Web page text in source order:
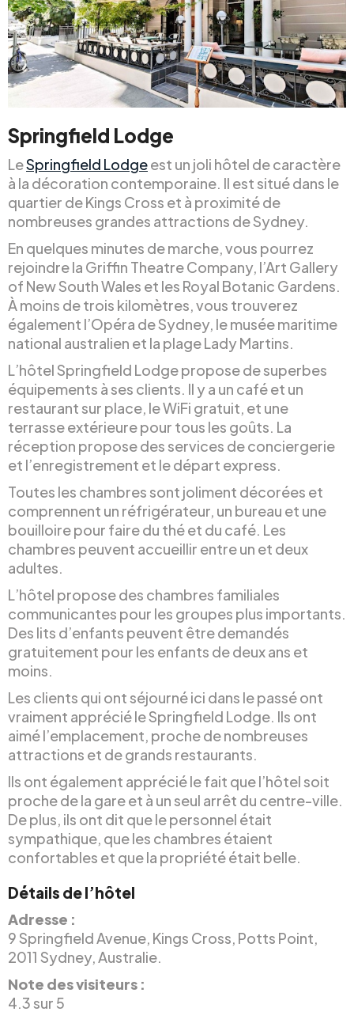
Springfield Lodge
LeSpringfield Lodgeest un joli hôtel de caractère
à la décoration contemporaine. Il est situé dans le
quartier de Kings Cross et à proximité de
nombreuses grandes attractions de Sydney.
En quelques minutes de marche, vous pourrez
rejoindre la Griffin Theatre Company, l’Art Gallery
of New South Wales et les Royal Botanic Gardens.
À moins de trois kilomètres, vous trouverez
également l’Opéra de Sydney, le musée maritime
national australien et la plage Lady Martins.
L’hôtel Springfield Lodge propose de superbes
équipements à ses clients. Il y a un café et un
restaurant sur place, le WiFi gratuit, et une
terrasse extérieure pour tous les goûts. La
réception propose des services de conciergerie
et l’enregistrement et le départ express.
Toutes les chambres sont joliment décorées et
comprennent un réfrigérateur, un bureau et une
bouilloire pour faire du thé et du café. Les
chambres peuvent accueillir entre un et deux
adultes.
L’hôtel propose des chambres familiales
communicantes pour les groupes plus importants.
Des lits d’enfants peuvent être demandés
gratuitement pour les enfants de deux ans et
moins.
Les clients qui ont séjourné ici dans le passé ont
vraiment apprécié le Springfield Lodge. Ils ont
aimé l’emplacement, proche de nombreuses
attractions et de grands restaurants.
Ils ont également apprécié le fait que l’hôtel soit
proche de la gare et à un seul arrêt du centre-ville.
De plus, ils ont dit que le personnel était
sympathique, que les chambres étaient
confortables et que la propriété était belle.
Détails de l’hôtel
Adresse :
9 Springfield Avenue, Kings Cross, Potts Point,
2011 Sydney, Australie.
Note des visiteurs :
4.3 sur 5